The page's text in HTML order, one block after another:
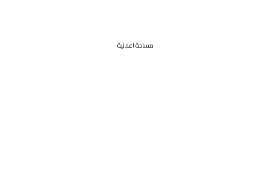
مساحة اعلانية